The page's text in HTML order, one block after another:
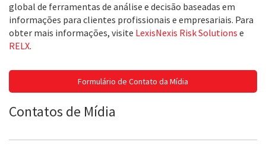
global de ferramentas de análise e decisão baseadas em
informações para clientes profissionais e empresariais. Para
obter mais informações, visite LexisNexis Risk Solutions e
RELX.
Formulário de Contato da Mídia
Contatos de Mídia